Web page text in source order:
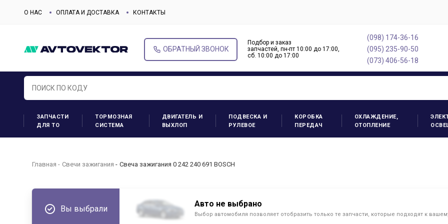
О НАС ОПЛАТА И ДОСТАВКА КОНТАКТЫ
ОБРАТНЫЙ ЗВОНОК
Подбор и заказ
запчастей, пн-пт 10:00 до 17:00,
cб. 10:00 до 17:00
(098) 174-36-16
(095) 235-90-50
(073) 406-56-18
ЗАПЧАСТИ
ДЛЯ ТО
ТОРМОЗНАЯ
СИСТЕМА
ДВИГАТЕЛЬ И
ВЫХЛОП
ПОДВЕСКА И
РУЛЕВОЕ
КОРОБКА
ПЕРЕДАЧ
ОХЛАЖДЕНИЕ,
ОТОПЛЕНИЕ
Главная Свечи зажигания Свеча зажигания 0 242 240 691 BOSCH
Вы выбрали
Авто не выбрано
Выбор автомобиля позволяет отобразить только те запчасти, которые подходят к